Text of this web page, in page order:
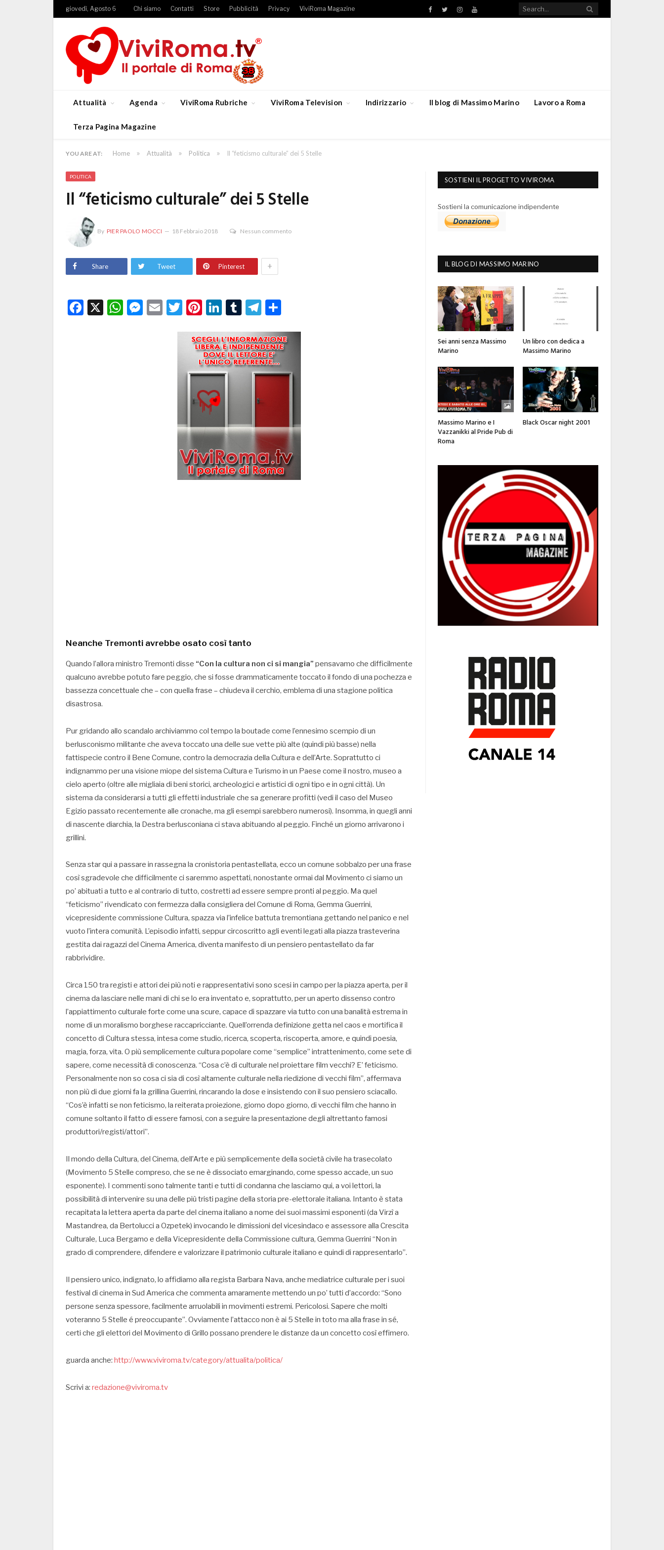
giovedì, Agosto 6 Chi siamo Contatti Store Pubblicità Privacy ViviRoma Magazine Facebook
TwitterInstagramYouTube
Attualità Agenda ViviRoma Rubriche ViviRoma Television Indirizzario Il blog di Massimo Marino Lavoro a Roma
Terza Pagina Magazine
YOU ARE AT: Home » Attualità » Politica » Il “feticismo culturale” dei 5 Stelle
POLITICA
Il “feticismo culturale” dei 5 Stelle
By PIER PAOLO MOCCI 18 Febbraio 2018 Nessun commento
Share Tweet Pinterest +
Facebook
X WhatsApp
Messenger
EmailTwitter
Pinterest
LinkedIn
TumblrTelegram
Neanche Tremonti avrebbe osato così tanto
Quando l’allora ministro Tremonti disse “Con la cultura non ci si mangia” pensavamo che difficilmente
qualcuno avrebbe potuto fare peggio, che si fosse drammaticamente toccato il fondo di una pochezza e
bassezza concettuale che – con quella frase – chiudeva il cerchio, emblema di una stagione politica
disastrosa.
Pur gridando allo scandalo archiviammo col tempo la boutade come l’ennesimo scempio di un
berlusconismo militante che aveva toccato una delle sue vette più alte (quindi più basse) nella
fattispecie contro il Bene Comune, contro la democrazia della Cultura e dell’Arte. Soprattutto ci
indignammo per una visione miope del sistema Cultura e Turismo in un Paese come il nostro, museo a
cielo aperto (oltre alle migliaia di beni storici, archeologici e artistici di ogni tipo e in ogni città). Un
sistema da considerarsi a tutti gli effetti industriale che sa generare profitti (vedi il caso del Museo
Egizio passato recentemente alle cronache, ma gli esempi sarebbero numerosi). Insomma, in quegli anni
di nascente diarchia, la Destra berlusconiana ci stava abituando al peggio. Finché un giorno arrivarono i
grillini.
Senza star qui a passare in rassegna la cronistoria pentastellata, ecco un comune sobbalzo per una frase
così sgradevole che difficilmente ci saremmo aspettati, nonostante ormai dal Movimento ci siamo un
po’ abituati a tutto e al contrario di tutto, costretti ad essere sempre pronti al peggio. Ma quel
“feticismo” rivendicato con fermezza dalla consigliera del Comune di Roma, Gemma Guerrini,
vicepresidente commissione Cultura, spazza via l’infelice battuta tremontiana gettando nel panico e nel
vuoto l’intera comunità. L’episodio infatti, seppur circoscritto agli eventi legati alla piazza trasteverina
gestita dai ragazzi del Cinema America, diventa manifesto di un pensiero pentastellato da far
rabbrividire.
Circa 150 tra registi e attori dei più noti e rappresentativi sono scesi in campo per la piazza aperta, per il
cinema da lasciare nelle mani di chi se lo era inventato e, soprattutto, per un aperto dissenso contro
l’appiattimento culturale forte come una scure, capace di spazzare via tutto con una banalità estrema in
nome di un moralismo borghese raccapricciante. Quell’orrenda definizione getta nel caos e mortifica il
concetto di Cultura stessa, intesa come studio, ricerca, scoperta, riscoperta, amore, e quindi poesia,
magia, forza, vita. O più semplicemente cultura popolare come “semplice” intrattenimento, come sete di
sapere, come necessità di conoscenza. “Cosa c’è di culturale nel proiettare film vecchi? E’ feticismo.
Personalmente non so cosa ci sia di così altamente culturale nella riedizione di vecchi film”, affermava
non più di due giorni fa la grillina Guerrini, rincarando la dose e insistendo con il suo pensiero sciacallo.
“Cos’è infatti se non feticismo, la reiterata proiezione, giorno dopo giorno, di vecchi film che hanno in
comune soltanto il fatto di essere famosi, con a seguire la presentazione degli altrettanto famosi
produttori/registi/attori”.
Il mondo della Cultura, del Cinema, dell’Arte e più semplicemente della società civile ha trasecolato
(Movimento 5 Stelle compreso, che se ne è dissociato emarginando, come spesso accade, un suo
esponente). I commenti sono talmente tanti e tutti di condanna che lasciamo qui, a voi lettori, la
possibilità di intervenire su una delle più tristi pagine della storia pre-elettorale italiana. Intanto è stata
recapitata la lettera aperta da parte del cinema italiano a nome dei suoi massimi esponenti (da Virzì a
Mastandrea, da Bertolucci a Ozpetek) invocando le dimissioni del vicesindaco e assessore alla Crescita
Culturale, Luca Bergamo e della Vicepresidente della Commissione cultura, Gemma Guerrini “Non in
grado di comprendere, difendere e valorizzare il patrimonio culturale italiano e quindi di rappresentarlo”.
Il pensiero unico, indignato, lo affidiamo alla regista Barbara Nava, anche mediatrice culturale per i suoi
festival di cinema in Sud America che commenta amaramente mettendo un po’ tutti d’accordo: “Sono
persone senza spessore, facilmente arruolabili in movimenti estremi. Pericolosi. Sapere che molti
voteranno 5 Stelle é preoccupante”. Ovviamente l’attacco non è ai 5 Stelle in toto ma alla frase in sé,
certi che gli elettori del Movimento di Grillo possano prendere le distanze da un concetto così effimero.
guarda anche: http://www.viviroma.tv/category/attualita/politica/
Scrivi a: redazione@viviroma.tv
SOSTIENI IL PROGETTO VIVIROMA
Sostieni la comunicazione indipendente
IL BLOG DI MASSIMO MARINO
Sei anni senza Massimo
Marino
Un libro con dedica a
Massimo Marino
Massimo Marino e I
Vazzanikki al Pride Pub di
Roma
Black Oscar night 2001